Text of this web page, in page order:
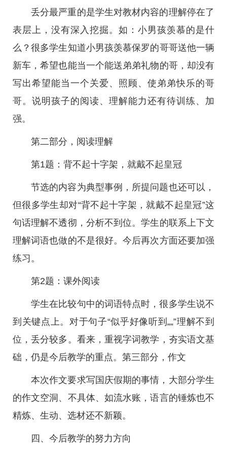
丢分最严重的是学生对教材内容的理解停在了
表层上，没有深入挖掘。如：小男孩羡慕的是什
么？很多学生知道小男孩羡慕保罗的哥哥送他一辆
新车，希望也能当一个能送弟弟礼物的哥，却没有
写出希望能当一个关爱、照顾、使弟弟快乐的哥
哥。说明孩子的阅读、理解能力还有待训练、加
强。
第二部分，阅读理解
第1题：背不起十字架，就戴不起皇冠
节选的内容为典型事例，所提问题也还可以，
但很多学生却对“背不起十字架，就戴不起皇冠”这
句话理解不透彻，分析不到位。学生的联系上下文
理解词语也做的不是很好。今后再次方面还要加强
练习。
第2题：课外阅读
学生在比较句中的词语特点时，很多学生说不
到关键点上。对于句子“似乎好像听到„„”理解不到
位，丢分较多。看来，重视字词教学，夯实语文基
础，仍是今后教学的重点。第三部分，作文
本次作文要求写国庆假期的事情，大部分学生
的作文空洞、不具体、如流水账，语言的锤炼也不
精炼、生动、选材还不新颖。
四、今后教学的努力方向